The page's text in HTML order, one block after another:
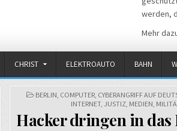
werden,
Mehr
CHRIST ELEKTROAUTO BAHN
POSTED
BERLIN COMPUTER, CYBERANGRIFF AUF
INTERNET, JUSTIZ MEDIEN
Hacker dringen in